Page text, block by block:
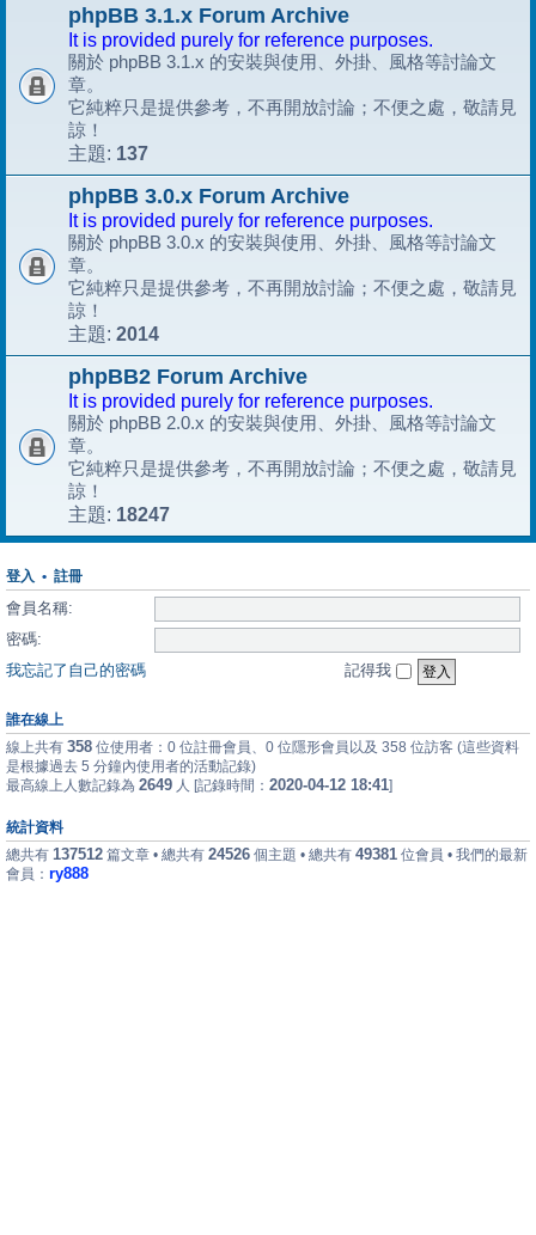
phpBB 3.1.x Forum Archive
It is provided purely for reference purposes.
關於 phpBB 3.1.x 的安裝與使用、外掛、風格等討論文
章。
它純粹只是提供參考，不再開放討論；不便之處，敬請見
諒！
主題: 137
phpBB 3.0.x Forum Archive
It is provided purely for reference purposes.
關於 phpBB 3.0.x 的安裝與使用、外掛、風格等討論文
章。
它純粹只是提供參考，不再開放討論；不便之處，敬請見
諒！
主題: 2014
phpBB2 Forum Archive
It is provided purely for reference purposes.
關於 phpBB 2.0.x 的安裝與使用、外掛、風格等討論文
章。
它純粹只是提供參考，不再開放討論；不便之處，敬請見
諒！
主題: 18247
登入 • 註冊
會員名稱:
密碼:
我忘記了自己的密碼
記得我
誰在線上
線上共有 358 位使用者：0 位註冊會員、0 位隱形會員以及 358 位訪客 (這些資料
是根據過去 5 分鐘內使用者的活動記錄)
最高線上人數記錄為 2649 人 [記錄時間： 2020-04-12 18:41]
統計資料
總共有 137512 篇文章 • 總共有 24526 個主題 • 總共有 49381 位會員 • 我們的最新
會員： ry888